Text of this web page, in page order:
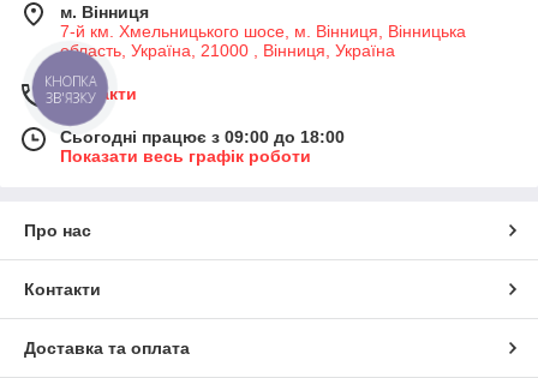
м. Вінниця
7-й км. Хмельницького шосе, м. Вінниця, Вінницька
область, Україна, 21000 , Вінниця, Україна
Контакти
Сьогодні працює з 09:00 до 18:00
Показати весь графік роботи
Про нас
Контакти
Доставка та оплата
КНОПКА
ЗВ'ЯЗКУ